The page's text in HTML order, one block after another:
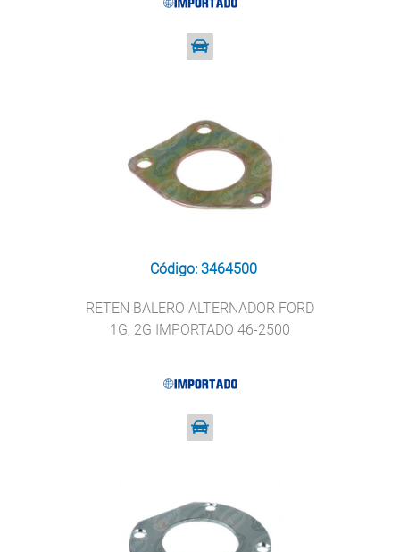
Código: 3464500
RETEN BALERO ALTERNADOR FORD
1G, 2G IMPORTADO 46-2500